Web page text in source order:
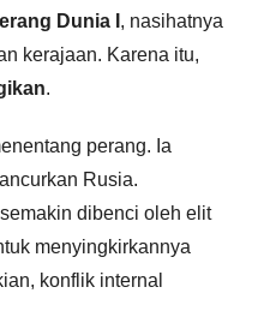
Dunia I , nasihatnya
kerajaan. Karena itu,
.
perang. Ia
Rusia.
dibenci oleh elit
menyingkirkannya
konflik internal